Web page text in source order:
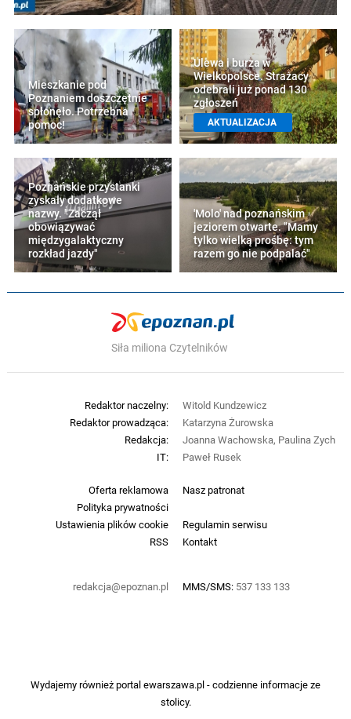
Mieszkanie pod
Poznaniem doszczętnie
spłonęło. Potrzebna
pomoc!
Ulewa i burza w
Wielkopolsce. Strażacy
odebrali już ponad 130
zgłoszeń
AKTUALIZACJA
Poznańskie przystanki
zyskały dodatkowe
nazwy. "Zaczął
obowiązywać
międzygalaktyczny
rozkład jazdy"
'Molo' nad poznańskim
jeziorem otwarte. "Mamy
tylko wielką prośbę: tym
razem go nie podpalać"
Siła miliona Czytelników
Oferta reklamowa
Nasz patronat
Polityka prywatności
Ustawienia plików cookie
Regulamin serwisu
RSS
Kontakt
redakcja@epoznan.pl MMS/SMS: 537 133 133
Redaktor naczelny:
Witold Kundzewicz
Redaktor prowadząca:
Katarzyna Żurowska
Redakcja:
Joanna Wachowska, Paulina Zych
IT:
Paweł Rusek
Wydajemy również portalewarszawa.pl- codzienne informacje ze
stolicy.